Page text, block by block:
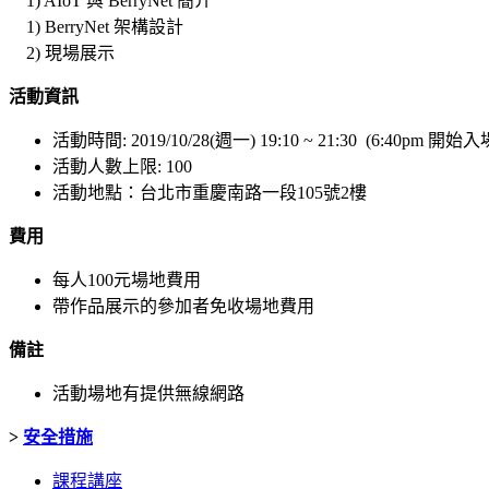
1) BerryNet 架構設計
2) 現場展示
活動資訊
活動時間: 2019/10/28(週一) 19:10 ~ 21:30 (6:40pm 開始入
活動人數上限: 100
活動地點：台北市重慶南路一段105號2樓
費用
每人100元場地費用
帶作品展示的參加者免收場地費用
備註
活動場地有提供無線網路
> 安全措施
課程講座